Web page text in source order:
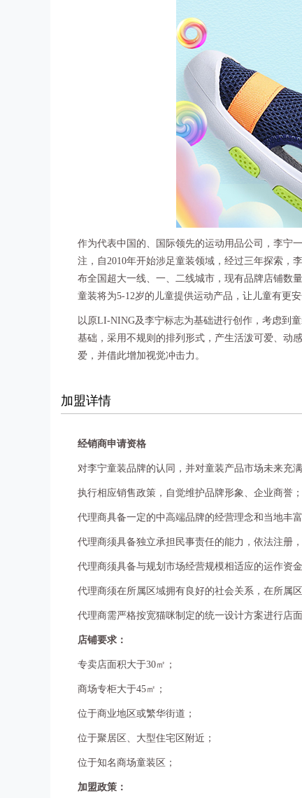
作为代表中国的、国际领先的运动用品公司，李宁
注，自2010年开始涉足童装领域，经过三年探索，
布全国超大一线、一、二线城市，现有品牌店铺数
童装将为5-12岁的儿童提供运动产品，让儿童有更
以原LI-NING及李宁标志为基础进行创作，考虑到
基础，采用不规则的排列形式，产生活泼可爱、动
爱，并借此增加视觉冲击力。
加盟详情
经销商申请资格
对李宁童装品牌的认同，并对童装产品市场未来充满
执行相应销售政策，自觉维护品牌形象、企业商誉；
代理商具备一定的中高端品牌的经营理念和当地丰
代理商须具备独立承担民事责任的能力，依法注册，
代理商须具备与规划市场经营规模相适应的运作资
代理商须在所属区域拥有良好的社会关系，在所属
代理商需严格按宽猫咪制定的统一设计方案进行店
店铺要求：
专卖店面积大于30㎡；
商场专柜大于45㎡；
位于商业地区或繁华街道；
位于聚居区、大型住宅区附近；
位于知名商场童装区；
加盟政策：